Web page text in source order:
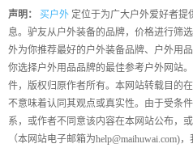
声明： 买户外 定位于为广大户外爱好者提
息。驴友从户外装备的品牌，价格进行筛
外为你推荐最好的户外装备品牌、户外用
你选择户外用品品牌的最佳参考户外网站
件，版权归原作者所有。本网站转载目的
不意味着认同其观点或真实性。由于受条
系，或作者不同意该内容在本网站公布，
（本网站电子邮箱为help@maihuwai.com)